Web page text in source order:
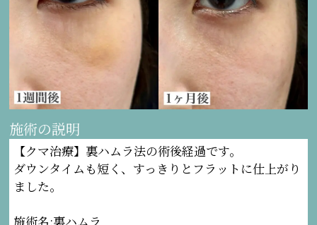
施術の説明
【クマ治療】裏ハムラ法の術後経過です。
ダウンタイムも短く、すっきりとフラットに仕上がり
ました。
施術名:裏ハムラ